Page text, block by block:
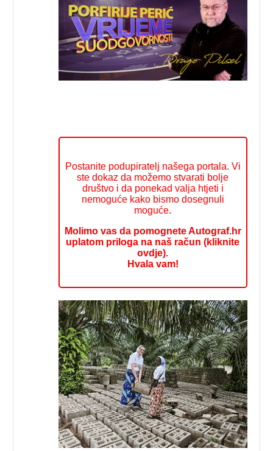
Postanite podupiratelj našega portala. Vi
ste dokaz da možemo stvarati bolje
društvo i da ponekad valja htjeti i
nemoguće kako bismo dosegnuli
moguće.
Molimo vas da pomognete Autograf.hr
uplatom priloga na naš račun (kliknite
ovdje).
Hvala vam!